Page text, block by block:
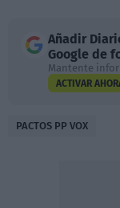
Añadir
Google de
Mantente
ACTIVAR
PACTOS PP VOX